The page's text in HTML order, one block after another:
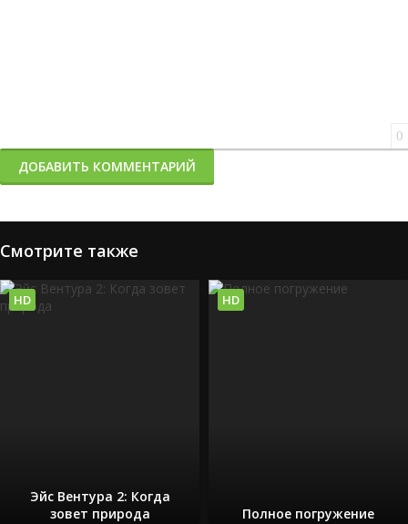
0
ДОБАВИТЬ КОММЕНТАРИЙ
Смотрите также
Эйс Вентура 2: Когда
зовет природа
HD
Полное погружение
HD